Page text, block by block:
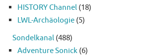
HISTORY Channel (18)
LWL-Archäologie (5)
Sondelkanal (488)
Adventure Sonick (6)